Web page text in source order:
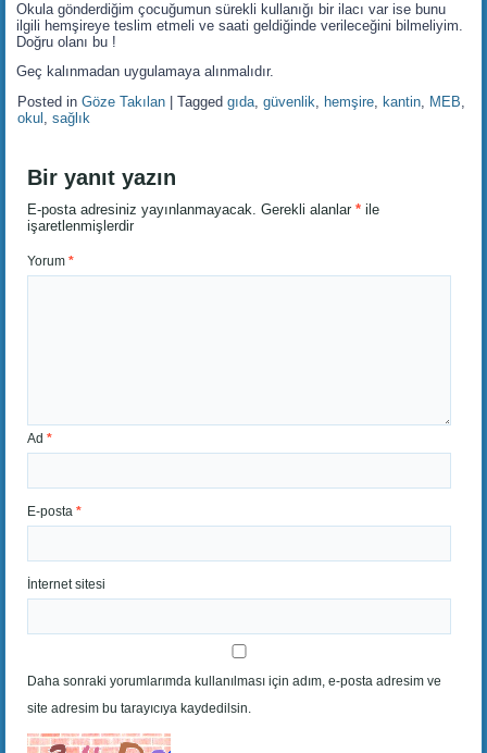
Okula gönderdiğim çocuğumun sürekli kullanığı bir ilacı var ise bunu
ilgili hemşireye teslim etmeli ve saati geldiğinde verileceğini bilmeliyim.
Doğru olanı bu !
Geç kalınmadan uygulamaya alınmalıdır.
Posted in Göze Takılan |Tagged gıda,güvenlik, hemşire, kantin, MEB,
okul ,sağlık
Bir yanıt yazın
E-posta adresiniz yayınlanmayacak. Gerekli alanlar* ile
işaretlenmişlerdir
Yorum*
Ad*
E-posta*
İnternet sitesi
Daha sonraki yorumlarımda kullanılması için adım, e-posta adresim ve
site adresim bu tarayıcıya kaydedilsin.